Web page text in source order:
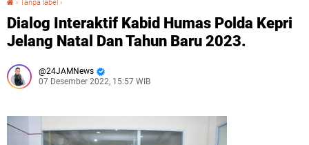
› Tanpa label ›
Dialog Interaktif Kabid Humas Polda Kepri
Jelang Natal Dan Tahun Baru 2023.
24JAMNews
07 Desember 2022, 15:57 WIB